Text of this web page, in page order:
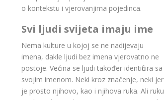
o kontekstu i vjerovanjima pojedinca.
Svi ljudi svijeta imaju ime
Nema kulture u kojoj se ne nadijevaju
imena, dakle ljudi bez imena vjerovatno ne
postoje. Većina se ljudi također identificira sa
svojim imenom. Neki kroz značenje, neki jer
je prosto njihovo, kao i njihova ruka. Ali ruku